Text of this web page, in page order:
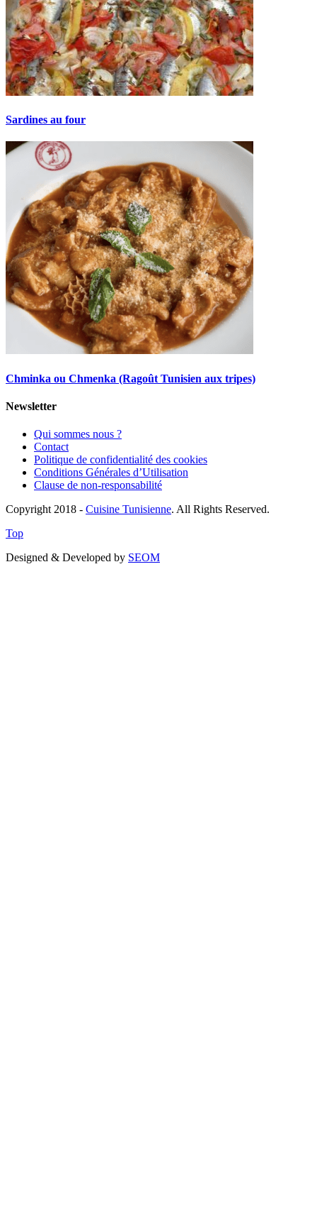
Sardines au four
Chminka ou Chmenka (Ragoût Tunisien aux tripes)
Newsletter
Qui sommes nous ?
Contact
Politique de confidentialité des cookies
Conditions Générales d’Utilisation
Clause de non-responsabilité
Copyright 2018 - Cuisine Tunisienne. All Rights Reserved.
Top
Designed & Developed by SEOM